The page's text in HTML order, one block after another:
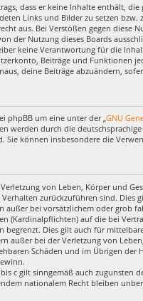
dass er keine Inhalte enthält,
Links und Bilder zu setzen bzw.
aus. Bei Verstößen gegen
der Nutzung dieses Boards
keine Verantwortung für die
Beiträge und Funktionen
deine Beiträge abzuändern,
phpBB um eine unter der „GNU
werden durch die
Sie können insbesondere die
von Leben, Körper und
zurückzuführen sind.
außer bei vorsätzlichem oder grob
(Kardinalpflichten) auf die bei
begrenzt. Dies gilt auch für
außer bei der Verletzung von
Schäden und im Übrigen
c gilt sinngemäß auch zugunsten
nationalem Recht bleiben